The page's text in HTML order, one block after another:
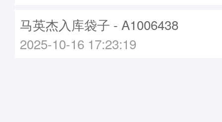
马英杰入库袋子 - A1006438
2025-10-16 17:23:19